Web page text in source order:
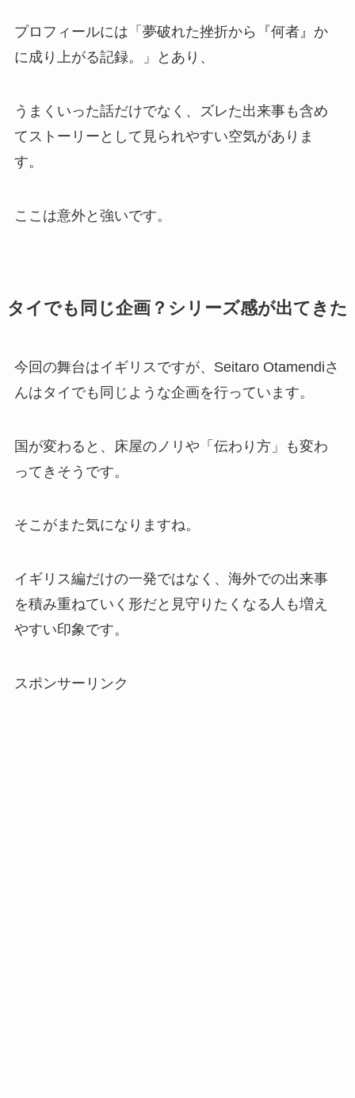
プロフィールには「夢破れた挫折から『何者』か
に成り上がる記録。」とあり、
うまくいった話だけでなく、ズレた出来事も含め
てストーリーとして見られやすい空気がありま
す。
ここは意外と強いです。
タイでも同じ企画？シリーズ感が出てきた
今回の舞台はイギリスですが、Seitaro Otamendiさ
んはタイでも同じような企画を行っています。
国が変わると、床屋のノリや「伝わり方」も変わ
ってきそうです。
そこがまた気になりますね。
イギリス編だけの一発ではなく、海外での出来事
を積み重ねていく形だと見守りたくなる人も増え
やすい印象です。
スポンサーリンク